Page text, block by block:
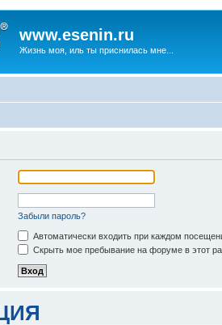
www.esenin.ru
Жизнь моя, иль ты приснилась мне...
Забыли пароль?
Автоматически входить при каждом
Скрыть мое пребывание на форуме в этот